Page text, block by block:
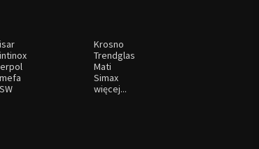
Krosno
Trendglas
Mati
Simax
więcej...